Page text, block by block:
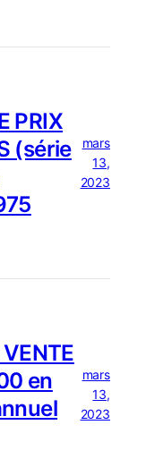
PRIX
(série
mars
13,
2023
en
mars
13,
2023